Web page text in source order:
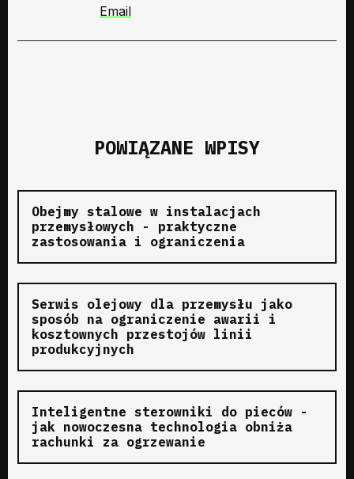
Email
POWIĄZANE WPISY
Obejmy stalowe w instalacjach
przemysłowych - praktyczne
zastosowania i ograniczenia
Serwis olejowy dla przemysłu jako
sposób na ograniczenie awarii i
kosztownych przestojów linii
produkcyjnych
Inteligentne sterowniki do pieców -
jak nowoczesna technologia obniża
rachunki za ogrzewanie